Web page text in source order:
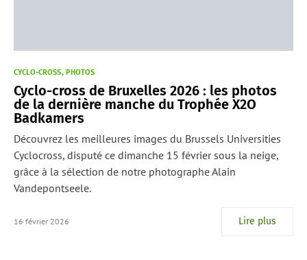
CYCLO-CROSS PHOTOS
Cyclo-cross de Bruxelles 2026 : les photos
de la dernière manche du Trophée X2O
Badkamers
Découvrez les meilleures images du Brussels Universities
Cyclocross, disputé ce dimanche 15 février sous la neige,
grâce à la sélection de notre photographe Alain
Vandepontseele.
16 février 2026 Lire plus